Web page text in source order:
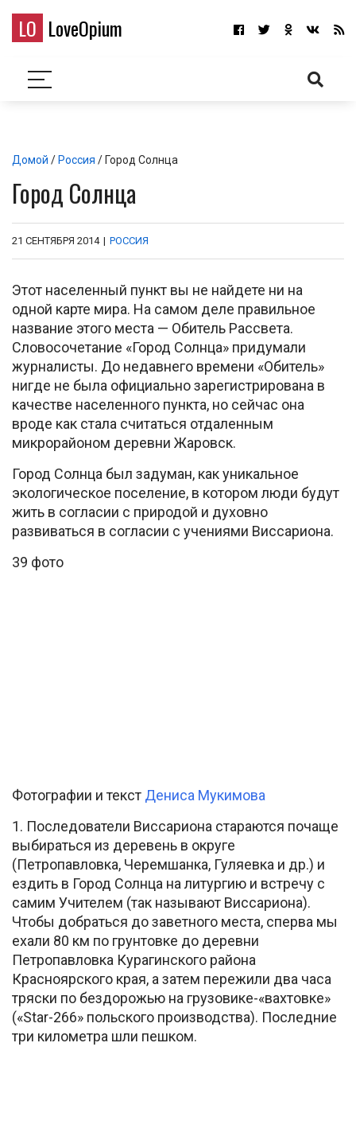
LO LoveOpium
Домой / Россия / Город Солнца
Город Солнца
21 СЕНТЯБРЯ 2014 | РОССИЯ
Этот населенный пункт вы не найдете ни на
одной карте мира. На самом деле правильное
название этого места — Обитель Рассвета.
Словосочетание «Город Солнца» придумали
журналисты. До недавнего времени «Обитель»
нигде не была официально зарегистрирована в
качестве населенного пункта, но сейчас она
вроде как стала считаться отдаленным
микрорайоном деревни Жаровск.
Город Солнца был задуман, как уникальное
экологическое поселение, в котором люди будут
жить в согласии с природой и духовно
развиваться в согласии с учениями Виссариона.
39 фото
Фотографии и текст Дениса Мукимова
1. Последователи Виссариона стараются почаще
выбираться из деревень в округе
(Петропавловка, Черемшанка, Гуляевка и др.) и
ездить в Город Солнца на литургию и встречу с
самим Учителем (так называют Виссариона).
Чтобы добраться до заветного места, сперва мы
ехали 80 км по грунтовке до деревни
Петропавловка Курагинского района
Красноярского края, а затем пережили два часа
тряски по бездорожью на грузовике-«вахтовке»
(«Star-266» польского производства). Последние
три километра шли пешком.